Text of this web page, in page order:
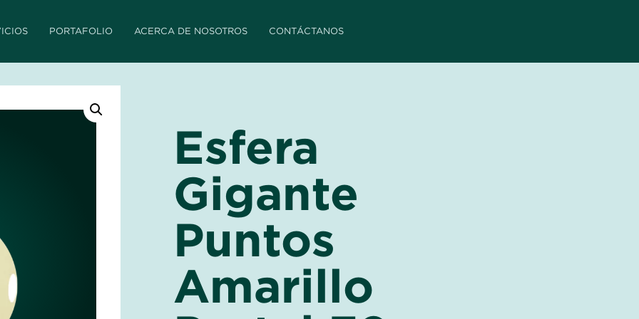
PORTAFOLIO ACERCA DE NOSOTROS CONTÁCTANOS
Esfera
Gigante
Puntos
Amarillo